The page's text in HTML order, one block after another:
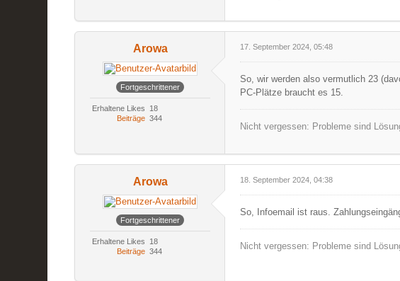
Arowa
Fortgeschrittener
Erhaltene Likes
18
Beiträge 344
17. September 2024, 05:48
So, wir werden also vermutlich 23
PC-Plätze braucht es 15.
Nicht vergessen: Probleme sind
Arowa
Fortgeschrittener
Erhaltene Likes
18
Beiträge 344
18. September 2024, 04:38
So, Infoemail ist raus.
Nicht vergessen: Probleme sind